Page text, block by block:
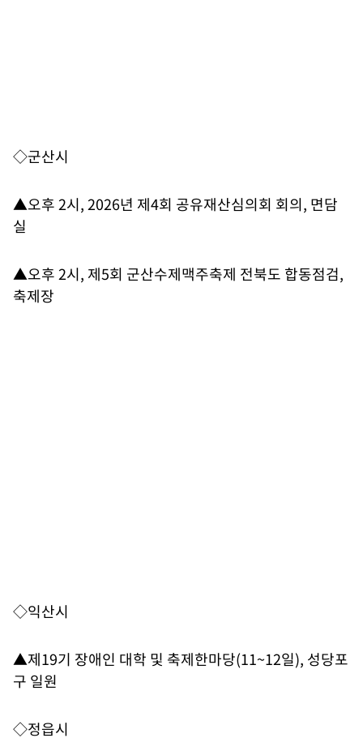
◇군산시
▲오후 2시, 2026년 제4회 공유재산심의회 회의, 면담
실
▲오후 2시, 제5회 군산수제맥주축제 전북도 합동점검,
축제장
◇익산시
▲제19기 장애인 대학 및 축제한마당(11~12일), 성당포
구 일원
◇정읍시